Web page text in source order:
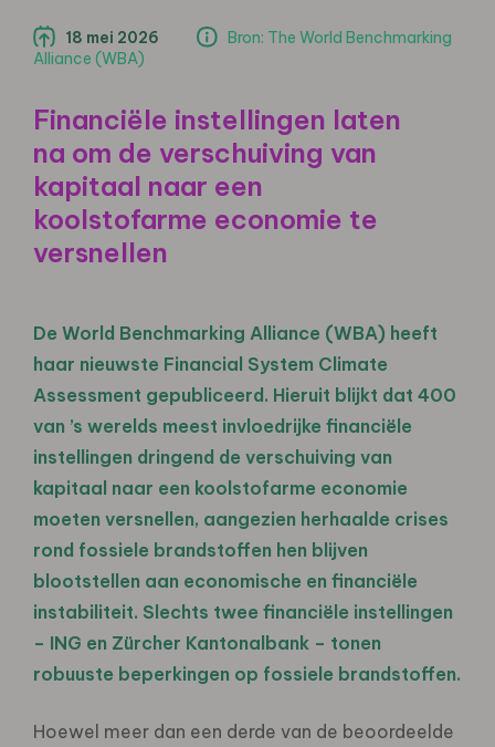
18 mei 2026
Bron: The World Benchmarking
Alliance (WBA)
Financiële instellingen laten
na om de verschuiving van
kapitaal naar een
koolstofarme economie te
versnellen
De World Benchmarking Alliance (WBA) heeft
haar nieuwste Financial System Climate
Assessment gepubliceerd. Hieruit blijkt dat 400
van ’s werelds meest invloedrijke financiële
instellingen dringend de verschuiving van
kapitaal naar een koolstofarme economie
moeten versnellen, aangezien herhaalde crises
rond fossiele brandstoffen hen blijven
blootstellen aan economische en financiële
instabiliteit. Slechts twee financiële instellingen
– ING en Zürcher Kantonalbank – tonen
robuuste beperkingen op fossiele brandstoffen.
Hoewel meer dan een derde van de beoordeelde